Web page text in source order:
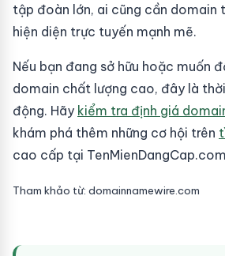
tập đoàn lớn, ai cũng cần domain
hiện diện trực tuyến mạnh mẽ.
Nếu bạn đang sở hữu hoặc muốn
domain chất lượng cao, đây là
động. Hãy kiểm tra định giá
khám phá thêm những cơ hội trên
cao cấp tại
Tham khảo từ: domainnamewire.com